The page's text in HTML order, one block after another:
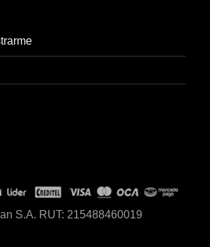
S.A. RUT: 215488460019